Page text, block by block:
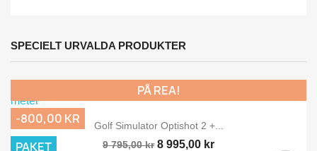
SPECIELT URVALDA PRODUKTER
Golf Simulator Optishot 2 +...
9 795,00 kr 8 995,00 kr
PÅ REA!
-800,00 KR
PAKET